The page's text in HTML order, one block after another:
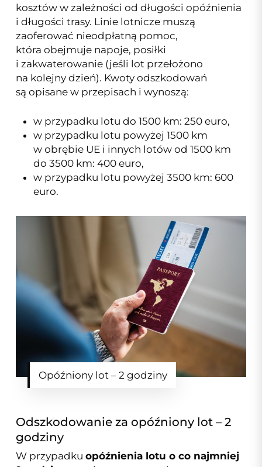
kosztów w zależności od długości opóźnienia
i długości trasy. Linie lotnicze muszą
zaoferować nieodpłatną pomoc,
która obejmuje napoje, posiłki
i zakwaterowanie (jeśli lot przełożono
na kolejny dzień). Kwoty odszkodowań
są opisane w przepisach i wynoszą:
w przypadku lotu do 1500 km: 250 euro,
w przypadku lotu powyżej 1500 km
w obrębie UE i innych lotów od 1500 km
do 3500 km: 400 euro,
w przypadku lotu powyżej 3500 km: 600
euro.
Opóźniony lot – 2 godziny
Odszkodowanie za opóźniony lot – 2
godziny
W przypadku opóźnienia lotu o co najmniej